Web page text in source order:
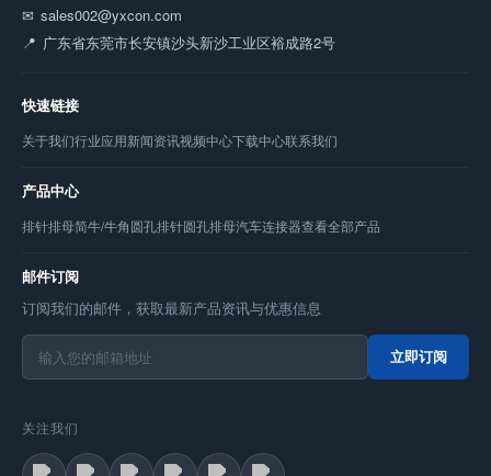
sales002@yxcon.com
广东省东莞市长安镇沙头新沙工业区裕成路2号
快速链接
关于我们行业应用新闻资讯视频中心下载中心联系我们
产品中心
排针排母简牛/牛角圆孔排针圆孔排母汽车连接器查看全部产品
邮件订阅
订阅我们的邮件，获取最新产品资讯与优惠信息
立即订阅
关注我们